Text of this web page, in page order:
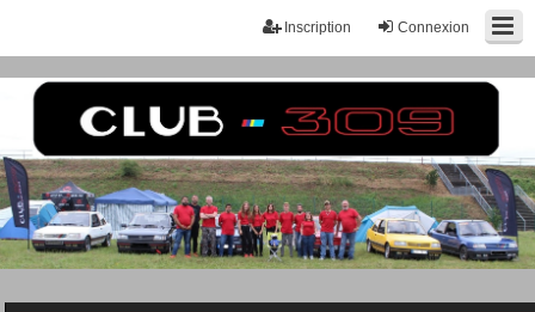
Connexion
Inscription